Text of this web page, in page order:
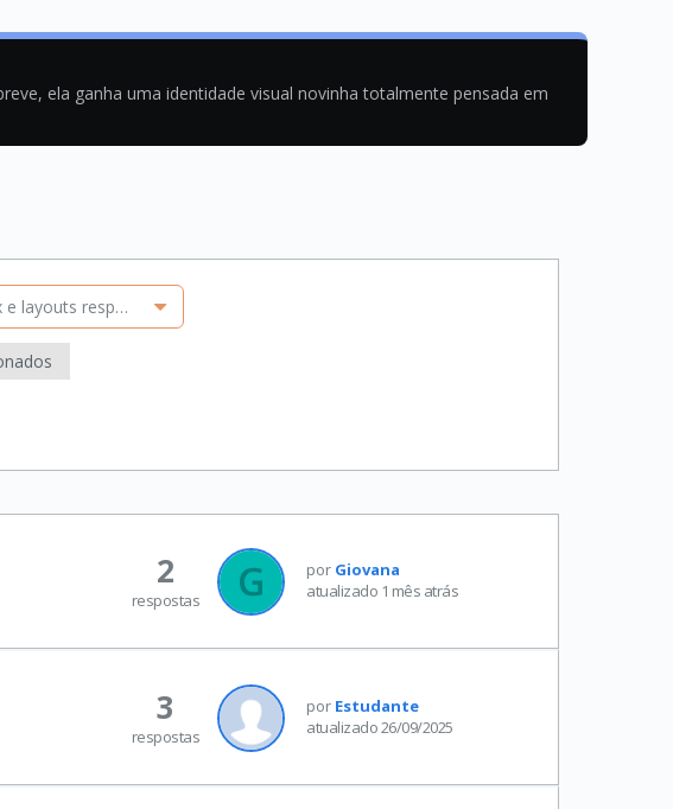
ela ganha uma identidade visual novinha totalmente pensada em
e layouts responsivos
por Giovana
atualizado 1 mês atrás
2
respostas
por Estudante
atualizado 26/09/2025
3
respostas